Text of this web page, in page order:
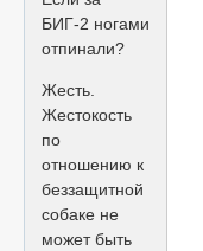
БИГ-2 ногами
отпинали?
Жесть.
Жестокость
по
отношению к
беззащитной
собаке не
может быть